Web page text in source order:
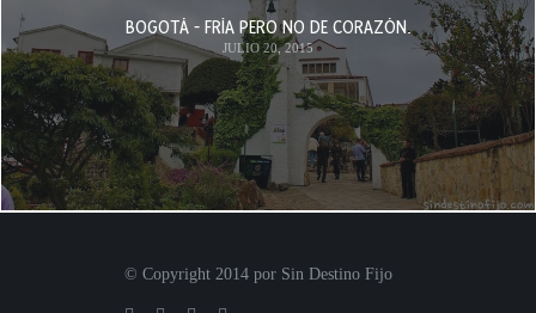
BOGOTÁ - FRÍA PERO NO DE CORAZÓN.
JULIO 20, 2015
© Copyright 2014 por Sin Destino Fijo